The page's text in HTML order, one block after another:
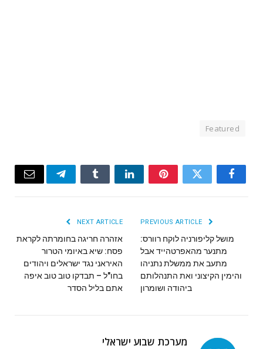
Featured
Facebook
Twitter
Pinterest
LinkedIn
Tumblr
Telegram
Email
מושל קליפורניה לוקח רוורס:
מתנער מהאפרטהייד אבל
מתעב את ממשלת נתניהו
והימין הקיצוני ואת התנהלותם
ביהודה ושומרון
NEXT ARTICLE
אזהרה חריגה בחומרתה לקראת
פסח: שיא באיומי הטרור
האיראני נגד ישראלים ויהודים
בחו"ל – תבדקו טוב טוב איפה
אתם בליל הסדר
מערכת שבוע ישראלי